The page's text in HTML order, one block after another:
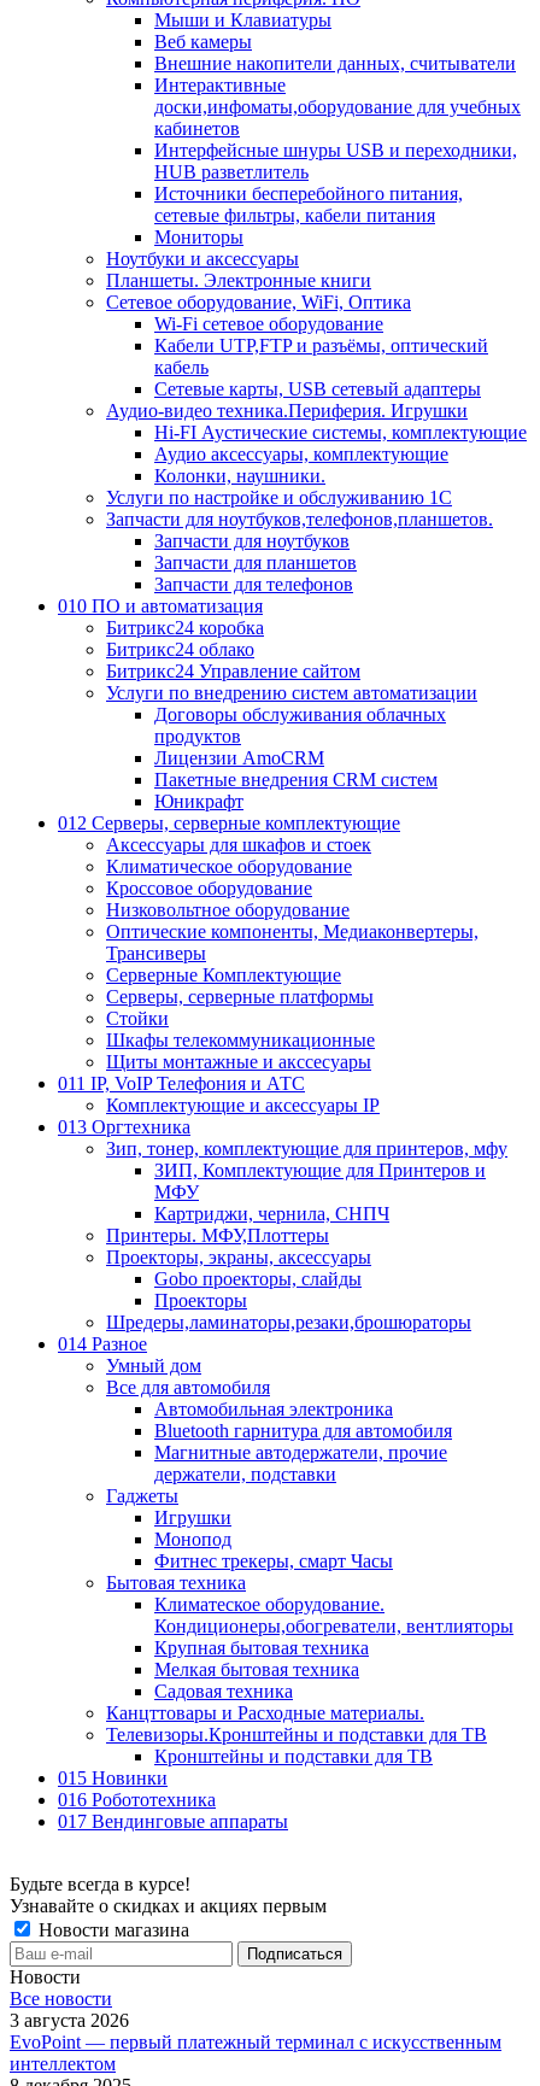
Мыши и Клавиатуры
Веб камеры
Внешние накопители данных, считыватели
Интерактивные
доски,инфоматы,оборудование для учебных
кабинетов
Интерфейсные шнуры USB и переходники,
HUB разветлитель
Источники бесперебойного питания,
сетевые фильтры, кабели питания
Мониторы
Ноутбуки и аксессуары
Планшеты. Электронные книги
Сетевое оборудование, WiFi, Оптика
Wi-Fi сетевое оборудование
Кабели UTP,FTP и разъёмы, оптический
кабель
Сетевые карты, USB сетевый адаптеры
Аудио-видео техника.Периферия. Игрушки
Hi-FI Аустические системы, комплектующие
Аудио аксессуары, комплектующие
Колонки, наушники.
Услуги по настройке и обслуживанию 1С
Запчасти для ноутбуков,телефонов,планшетов.
Запчасти для ноутбуков
Запчасти для планшетов
Запчасти для телефонов
010 ПО и автоматизация
Битрикс24 коробка
Битрикс24 облако
Битрикс24 Управление сайтом
Услуги по внедрению систем автоматизации
Договоры обслуживания облачных
продуктов
Лицензии AmoCRM
Пакетные внедрения CRM систем
Юникрафт
012 Серверы, серверные комплектующие
Аксессуары для шкафов и стоек
Климатическое оборудование
Кроссовое оборудование
Низковольтное оборудование
Оптические компоненты, Медиаконвертеры,
Трансиверы
Серверные Комплектующие
Серверы, серверные платформы
Стойки
Шкафы телекоммуникационные
Щиты монтажные и акссесуары
011 IP, VoIP Телефония и АТС
Комплектующие и аксессуары IP
013 Оргтехника
Зип, тонер, комплектующие для принтеров, мфу
ЗИП, Комплектующие для Принтеров и
МФУ
Картриджи, чернила, СНПЧ
Принтеры. МФУ,Плоттеры
Проекторы, экраны, аксессуары
Gobo проекторы, слайды
Проекторы
Шредеры,ламинаторы,резаки,брошюраторы
014 Разное
Умный дом
Все для автомобиля
Автомобильная электроника
Bluetooth гарнитура для автомобиля
Магнитные автодержатели, прочие
держатели, подставки
Гаджеты
Игрушки
Монопод
Фитнес трекеры, смарт Часы
Бытовая техника
Климатеское оборудование.
Кондиционеры,обогреватели, вентлияторы
Крупная бытовая техника
Мелкая бытовая техника
Садовая техника
Канцттовары и Расходные материалы.
Телевизоры.Кронштейны и подставки для ТВ
Кронштейны и подставки для ТВ
015 Новинки
016 Робототехника
017 Вендинговые аппараты
Будьте всегда в курсе!
Узнавайте о скидках и акциях первым
Новости магазина
Новости
Все новости
3 августа 2026
EvoPoint — первый платежный терминал с искусственным
интеллектом